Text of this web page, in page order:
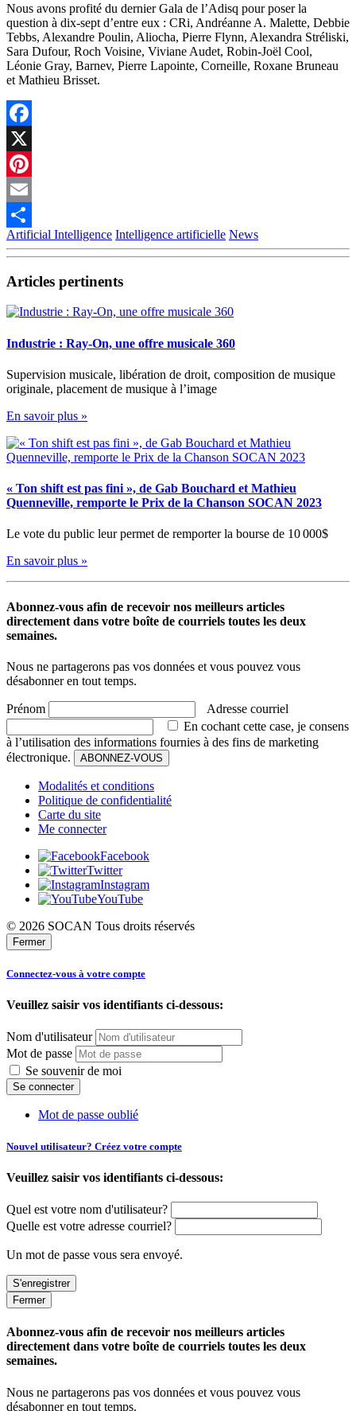
Nous avons profité du dernier Gala de l’Adisq pour poser la
question à dix-sept d’entre eux : CRi, Andréanne A. Malette, Debbie
Tebbs, Alexandre Poulin, Aliocha, Pierre Flynn, Alexandra Stréliski,
Sara Dufour, Roch Voisine, Viviane Audet, Robin-Joël Cool,
Léonie Gray, Barnev, Pierre Lapointe, Corneille, Roxane Bruneau
et Mathieu Brisset.
Facebook
X
Pinterest
Email
Partager
Artificial Intelligence Intelligence artificielle News
Articles pertinents
Industrie : Ray-On, une offre musicale 360
Supervision musicale, libération de droit, composition de musique
originale, placement de musique à l’image
En savoir plus »
« Ton shift est pas fini », de Gab Bouchard et Mathieu
Quenneville, remporte le Prix de la Chanson SOCAN 2023
Le vote du public leur permet de remporter la bourse de 10 000$
En savoir plus »
Abonnez-vous afin de recevoir nos meilleurs articles
directement dans votre boîte de courriels toutes les deux
semaines.
Nous ne partagerons pas vos données et vous pouvez vous
désabonner en tout temps.
Prénom
Adresse courriel
En cochant cette case, je consens
à l’utilisation des informations fournies à des fins de marketing
électronique.
ABONNEZ-VOUS
Modalités et conditions
Politique de confidentialité
Carte du site
Me connecter
Facebook
Twitter
Instagram
YouTube
© 2026 SOCAN Tous droits réservés
Fermer
Connectez-vous à votre compte
Veuillez saisir vos identifiants ci-dessous:
Nom d'utilisateur
Mot de passe
Se souvenir de moi
Mot de passe oublié
Nouvel utilisateur? Créez votre compte
Veuillez saisir vos identifiants ci-dessous:
Quel est votre nom d'utilisateur?
Quelle est votre adresse courriel?
Un mot de passe vous sera envoyé.
Fermer
Abonnez-vous afin de recevoir nos meilleurs articles
directement dans votre boîte de courriels toutes les deux
semaines.
Nous ne partagerons pas vos données et vous pouvez vous
désabonner en tout temps.